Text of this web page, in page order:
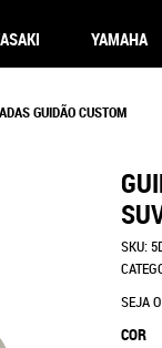
YAMAHA
GUIDÃO CUSTOM
SKU:
SEJA
COR